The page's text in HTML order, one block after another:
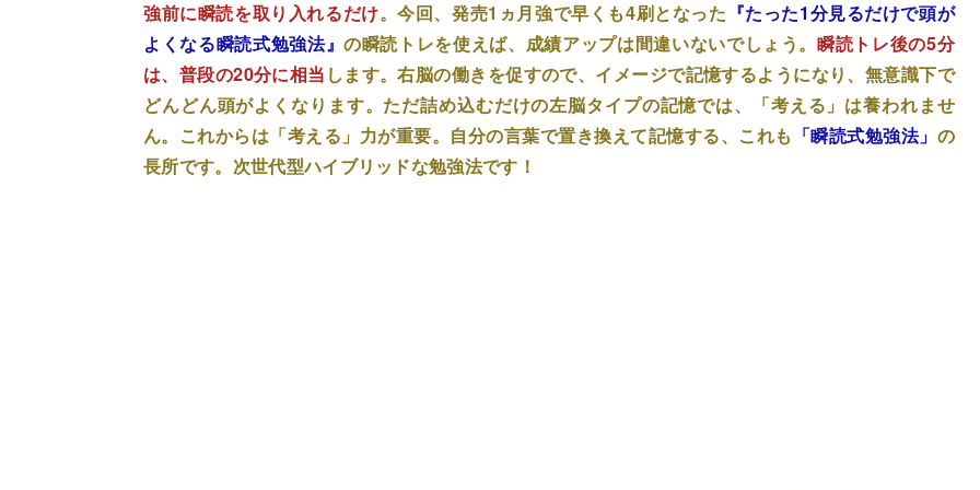
強前に瞬読を取り入れるだけ。今回、発売1ヵ月強で早くも4刷となった 『たった1分見るだけで頭が
よくなる瞬読式勉強法』の瞬読トレを使えば、成績アップは間違いないでしょう。瞬読トレ後の5分
は、普段の20分に相当 します。右脳の働きを促すので、イメージで記憶するようになり、無意識下で
どんどん頭がよくなります。ただ詰め込むだけの左脳タイプの記憶では、「考える」は養われませ
ん。これからは「考える」力が重要。自分の言葉で置き換えて記憶する、これも 「瞬読式勉強法」 の
長所です。次世代型ハイブリッドな勉強法です！